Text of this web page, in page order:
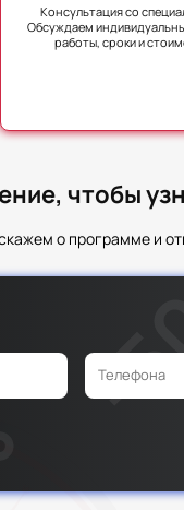
Консультация со
Обсуждаем
работы, сроки и
чтобы
о программе и